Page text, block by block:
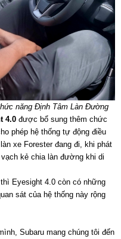
năng Định Tâm Làn Đường
4.0 được bổ sung thêm chức
phép hệ thống tự động điều
xe Forester đang đi, khi phát
kẻ chia làn đường khi di
Eyesight 4.0 còn có những
sát của hệ thống này rộng
Subaru mang chúng tôi đến